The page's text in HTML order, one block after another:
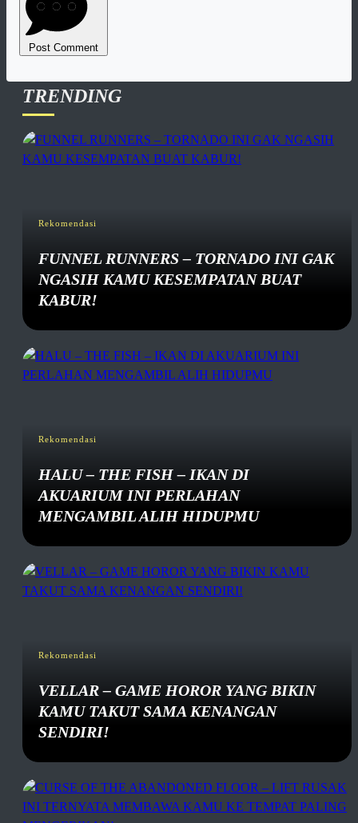
Post Comment
TRENDING
Rekomendasi
FUNNEL RUNNERS – TORNADO INI GAK
NGASIH KAMU KESEMPATAN BUAT
KABUR!
Rekomendasi
HALU – THE FISH – IKAN DI
AKUARIUM INI PERLAHAN
MENGAMBIL ALIH HIDUPMU
Rekomendasi
VELLAR – GAME HOROR YANG BIKIN
KAMU TAKUT SAMA KENANGAN
SENDIRI!